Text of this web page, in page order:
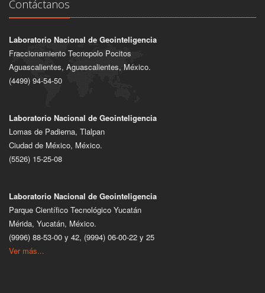
Contáctanos
Laboratorio Nacional de Geointeligencia
Fraccionamiento Tecnopolo Pocitos
Aguascalientes, Aguascalientes, México.
(4499) 94-54-50
Laboratorio Nacional de Geointeligencia
Lomas de Padierna, Tlalpan
Ciudad de México, México.
(5526) 15-25-08
Laboratorio Nacional de Geointeligencia
Parque Científico Tecnológico Yucatán
Mérida, Yucatán, México.
(9996) 88-53-00 y 42, (9994) 06-00-22 y 25
Ver más...